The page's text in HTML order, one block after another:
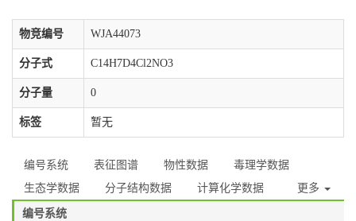
物竞编号 WJA44073
分子式 C14H7D4Cl2NO3
分子量 0
标签 暂无
编号系统 表征图谱 物性数据
毒理学数据
生态学数据
分子结构数据 计算化学数据 更多
编号系统